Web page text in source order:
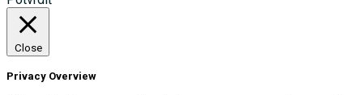
Close
Privacy Overview